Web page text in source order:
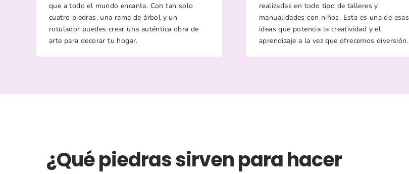
que a todo el mundo encanta. Con tan solo
cuatro piedras, una rama de árbol y un
rotulador puedes crear una auténtica obra de
arte para decorar tu hogar.
realizadas en todo tipo de talleres y
manualidades con niños. Esta es una de esas
ideas que potencia la creatividad y el
aprendizaje a la vez que ofrecemos diversión.
¿Qué piedras sirven para hacer